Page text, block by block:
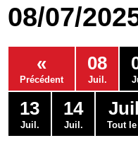
Economie
Services
Contacts
08/07/
«
Précédent
08
Juil.
13
Juil.
14
Juil. Tout